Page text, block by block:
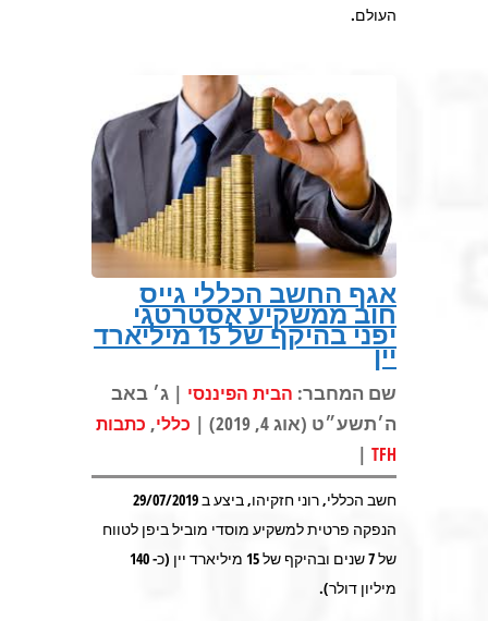
העולם.
אגף החשב הכללי גייס
חוב ממשקיע אסטרטגי
יפני בהיקף של 15 מיליארד
יין
שם המחבר: הבית הפיננסי | ג׳ באב
ה׳תשע״ט (אוג 4, 2019) |
כללי, כתבות
TFH
|
חשב הכללי, רוני חזקיהו, ביצע ב 29/07/2019
הנפקה פרטית למשקיע מוסדי מוביל ביפן לטווח
של 7 שנים ובהיקף של 15 מיליארד יין (כ- 140
מיליון דולר).